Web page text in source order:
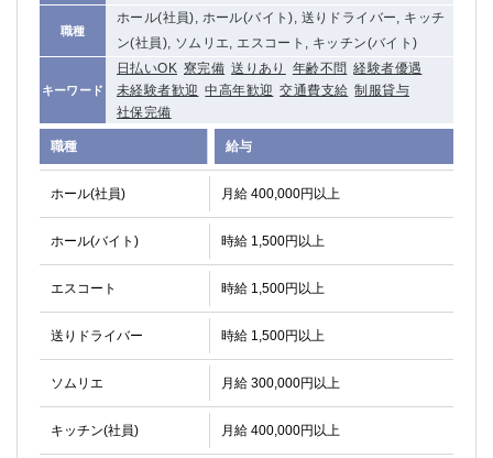
職種
ホール(社員), ホール(バイト), 送りドライバー, キッチ
ン(社員), ソムリエ, エスコート, キッチン(バイト)
キーワード
日払いOK 寮完備 送りあり 年齢不問 経験者優遇
未経験者歓迎 中高年歓迎 交通費支給 制服貸与
社保完備
職種 給与
ホール(社員) 月給 400,000円以上
ホール(バイト) 時給 1,500円以上
エスコート 時給 1,500円以上
送りドライバー 時給 1,500円以上
ソムリエ 月給 300,000円以上
キッチン(社員) 月給 400,000円以上
0件 選択した内容で設定